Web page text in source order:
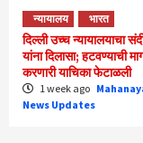
न्यायालय भारत
दिल्ली उच्च न्यायालयाचा
यांना दिलासा; हटवण्याची
करणारी याचिका फेटाळली
1 week ago
News Updates